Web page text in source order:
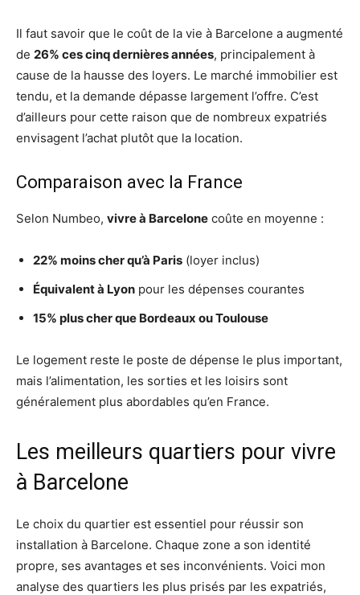
Il faut savoir que le coût de la vie à Barcelone a augmenté
de 26% ces cinq dernières années, principalement à
cause de la hausse des loyers. Le marché immobilier est
tendu, et la demande dépasse largement l’offre. C’est
d’ailleurs pour cette raison que de nombreux expatriés
envisagent l’achat plutôt que la location.
Comparaison avec la France
Selon Numbeo, vivre à Barcelone coûte en moyenne :
22% moins cher qu’à Paris (loyer inclus)
Équivalent à Lyon pour les dépenses courantes
15% plus cher que Bordeaux ou Toulouse
Le logement reste le poste de dépense le plus important,
mais l’alimentation, les sorties et les loisirs sont
généralement plus abordables qu’en France.
Les meilleurs quartiers pour vivre
à Barcelone
Le choix du quartier est essentiel pour réussir son
installation à Barcelone. Chaque zone a son identité
propre, ses avantages et ses inconvénients. Voici mon
analyse des quartiers les plus prisés par les expatriés,